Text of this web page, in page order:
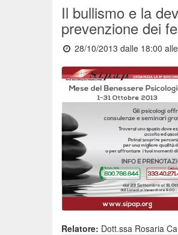
Il bullismo e la
prevenzione dei
28/10/2013 dalle 18:00
Relatore: Dott.ssa Rosaria